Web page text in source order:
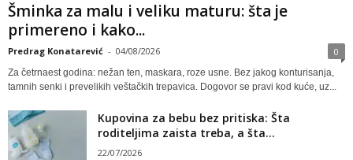
Šminka za malu i veliku maturu: šta je
primereno i kako...
Predrag Konatarević - 04/08/2026 0
Za četrnaest godina: nežan ten, maskara, roze usne. Bez jakog konturisanja,
tamnih senki i prevelikih veštačkih trepavica. Dogovor se pravi kod kuće, uz...
Kupovina za bebu bez pritiska: Šta
roditeljima zaista treba, a šta...
22/07/2026